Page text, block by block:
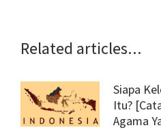
Related articles...
Siapa
Itu?
Agama